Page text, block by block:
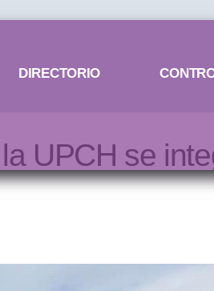
DIRECTORIO
UPCH se